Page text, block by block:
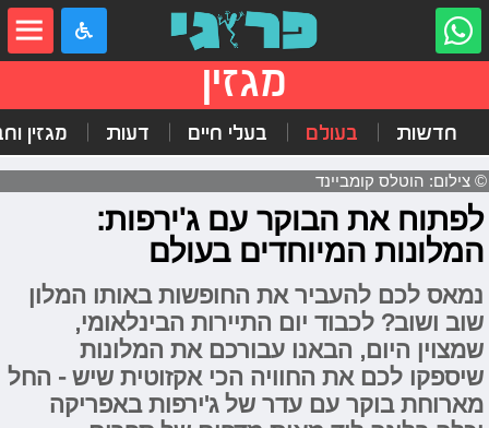
מגזין
חדשות בעולם בעלי חיים דעות מגזין
© צילום: הוטלס קומביינד
לפתוח את הבוקר עם ג'ירפות:
המלונות המיוחדים בעולם
נמאס לכם להעביר את החופשות באותו המלון
שוב ושוב? לכבוד יום התיירות הבינלאומי,
שמצוין היום, הבאנו עבורכם את המלונות
שיספקו לכם את החוויה הכי אקזוטית שיש - החל
מארוחת בוקר עם עדר של ג'ירפות באפריקה